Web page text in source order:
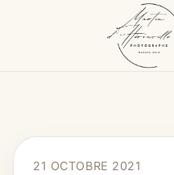
21 OCTOBRE 2021